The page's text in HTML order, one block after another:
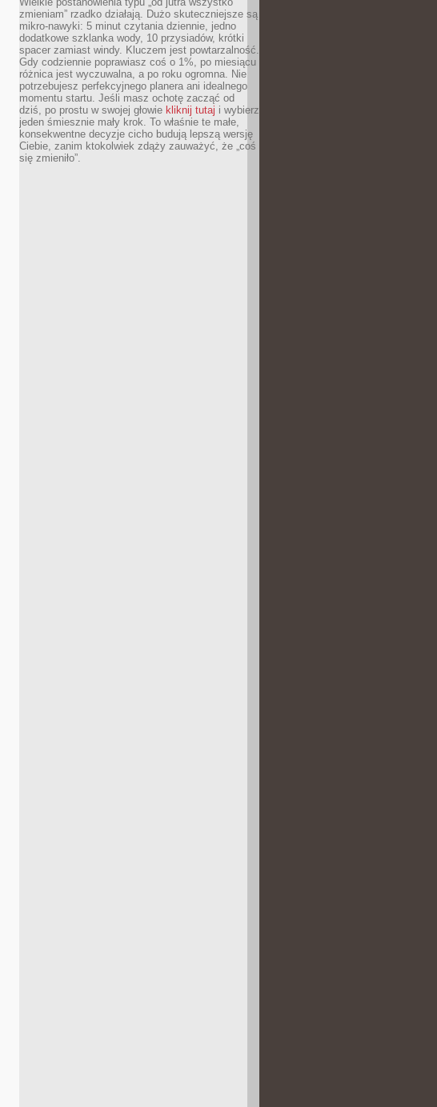
zmieniam” rzadko działają. Dużo skuteczniejsze są
mikro-nawyki: 5 minut czytania dziennie, jedno
dodatkowe szklanka wody, 10 przysiadów, krótki
spacer zamiast windy. Kluczem jest powtarzalność.
Gdy codziennie poprawiasz coś o 1%, po miesiącu
różnica jest wyczuwalna, a po roku ogromna. Nie
potrzebujesz perfekcyjnego planera ani idealnego
momentu startu. Jeśli masz ochotę zacząć od
dziś, po prostu w swojej głowie kliknij tutaj i wybierz
jeden śmiesznie mały krok. To właśnie te małe,
konsekwentne decyzje cicho budują lepszą wersję
Ciebie, zanim ktokolwiek zdąży zauważyć, że „coś
się zmieniło”.